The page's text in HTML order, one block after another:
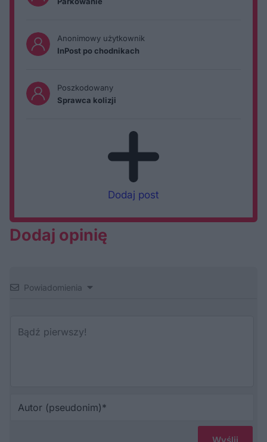
Anonimowy użytkownik
InPost po chodnikach
Poszkodowany
Sprawca kolizji
Dodaj post
Dodaj opinię
Powiadomienia